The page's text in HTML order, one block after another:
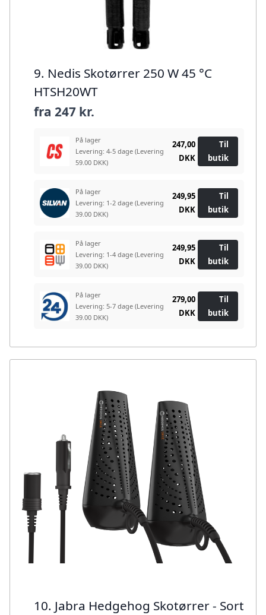
9. Nedis Skotørrer 250 W 45 °C
HTSH20WT
fra 247 kr.
På lager
Levering: 4-5 dage (Levering
59.00 DKK)
247,00
DKK
Til
butik
På lager
Levering: 1-2 dage (Levering
39.00 DKK)
249,95
DKK
Til
butik
På lager
Levering: 1-4 dage (Levering
39.00 DKK)
249,95
DKK
Til
butik
På lager
Levering: 5-7 dage (Levering
39.00 DKK)
279,00
DKK
Til
butik
10. Jabra Hedgehog Skotørrer - Sort